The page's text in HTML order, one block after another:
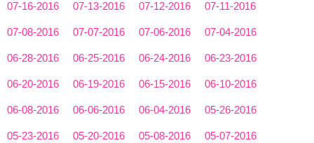
07-16-2016 07-13-2016 07-12-2016 07-11-2016
07-08-2016 07-07-2016 07-06-2016 07-04-2016
06-28-2016 06-25-2016 06-24-2016 06-23-2016
06-20-2016 06-19-2016 06-15-2016 06-10-2016
06-08-2016 06-06-2016 06-04-2016 05-26-2016
05-23-2016 05-20-2016 05-08-2016 05-07-2016